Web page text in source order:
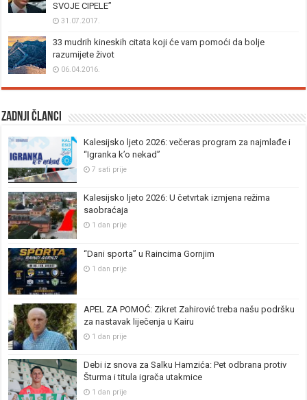
SVOJE CIPELE”
31.07.2017.
33 mudrih kineskih citata koji će vam pomoći da bolje
razumijete život
06.04.2016.
Zadnji članci
Kalesijsko ljeto 2026: večeras program za najmlađe i
“Igranka k’o nekad”
7 sati prije
Kalesijsko ljeto 2026: U četvrtak izmjena režima
saobraćaja
1 dan prije
“Dani sporta” u Raincima Gornjim
1 dan prije
APEL ZA POMOĆ: Zikret Zahirović treba našu podršku
za nastavak liječenja u Kairu
1 dan prije
Debi iz snova za Salku Hamzića: Pet odbrana protiv
Šturma i titula igrača utakmice
1 dan prije